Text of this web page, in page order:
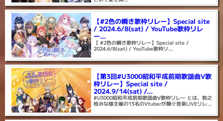
【#2色の瞬き歌枠リレー】Special site
/ 2024.6/8(sat) / YouTube歌枠リレ
ー...
【 #2色の瞬き歌枠リレー】Special site /
2024.6/8(sat) / YouTube歌枠リ...
【第3回#U3000昭和平成前期歌謡曲V歌
枠リレー】Special site /
2024.9/14(sat) /...
#U3000昭和平成前期歌謡曲V歌枠リレー とは、鈴之
枝みな様主催の13名のVtuberが繋ぐ音楽LIVEリレ...